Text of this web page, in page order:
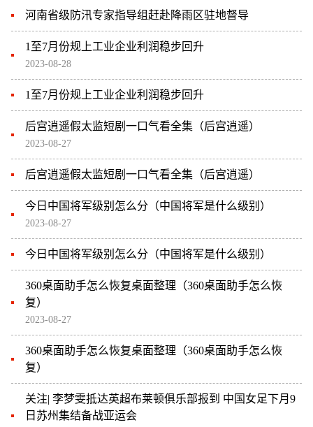
河南省级防汛专家指导组赶赴降雨区驻地督导
1至7月份规上工业企业利润稳步回升
2023-08-28
1至7月份规上工业企业利润稳步回升
后宫逍遥假太监短剧一口气看全集（后宫逍遥）
2023-08-27
后宫逍遥假太监短剧一口气看全集（后宫逍遥）
今日中国将军级别怎么分（中国将军是什么级别）
2023-08-27
今日中国将军级别怎么分（中国将军是什么级别）
360桌面助手怎么恢复桌面整理（360桌面助手怎么恢
复）
2023-08-27
360桌面助手怎么恢复桌面整理（360桌面助手怎么恢
复）
关注| 李梦雯抵达英超布莱顿俱乐部报到 中国女足下月9
日苏州集结备战亚运会